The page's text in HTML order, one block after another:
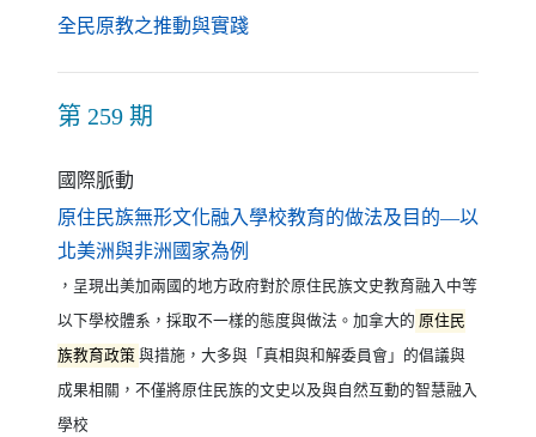
全民原教之推動與實踐（另開新視窗）
第 259 期
國際脈動
原住民族無形文化融入學校教育的做法及目的—以
北美洲與非洲國家為例
，呈現出美加兩國的地方政府對於原住民族文史教育融入中等
以下學校體系，採取不一樣的態度與做法。加拿大的 原住民
族教育政策 與措施，大多與「真相與和解委員會」的倡議與
成果相關，不僅將原住民族的文史以及與自然互動的智慧融入
學校